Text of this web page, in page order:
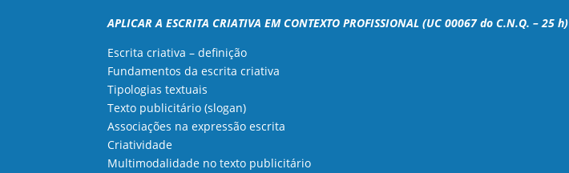
APLICAR A ESCRITA CRIATIVA EM CONTEXTO PROFISSIONAL (UC 00067 do C.N.Q. – 25 h)
Escrita criativa – definição
Fundamentos da escrita criativa
Tipologias textuais
Texto publicitário (slogan)
Associações na expressão escrita
Criatividade
Multimodalidade no texto publicitário